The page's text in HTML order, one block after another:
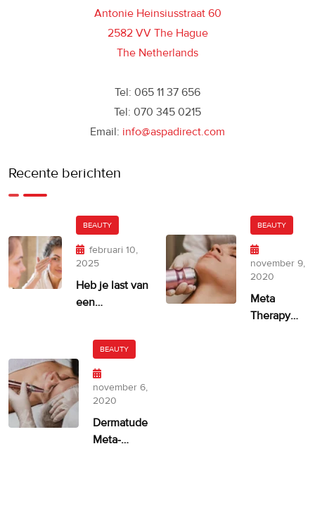
Antonie Heinsiusstraat 60
2582 VV The Hague
The Netherlands
Tel: 065 11 37 656
Tel: 070 345 0215
Email: info@aspadirect.com
Recente berichten
BEAUTY
februari 10,
2025
Heb je last van
een
BEAUTY
november 9,
2020
Meta
Therapy
BEAUTY
november 6,
2020
Dermatude
Meta-